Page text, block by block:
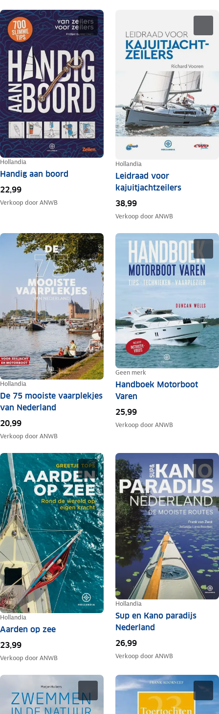
Hollandia
Handig aan boord
22,99
Verkoop doorANWB
Hollandia
Leidraad voor
kajuitjachtzeilers
38,99
Verkoop doorANWB
Hollandia
De 75 mooiste vaarplekjes
van Nederland
20,99
Verkoop doorANWB
Geen merk
Handboek Motorboot
Varen
25,99
Verkoop doorANWB
Hollandia
Aarden op zee
23,99
Verkoop doorANWB
Hollandia
Sup en Kano paradijs
Nederland
26,99
Verkoop doorANWB